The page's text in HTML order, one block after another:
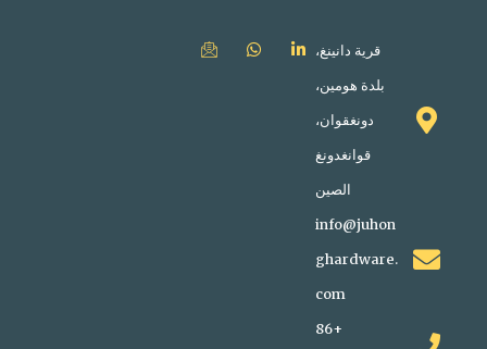
قرية دانينغ،
بلدة هومين،
دونغقوان،
قوانغدونغ
الصين
info@juhon
ghardware.
com
+86